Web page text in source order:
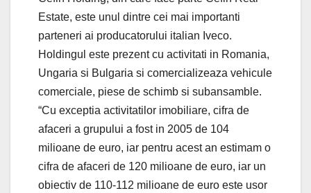
Estate, este unul dintre cei mai importanti
parteneri ai producatorului italian Iveco.
Holdingul este prezent cu activitati in Romania,
Ungaria si Bulgaria si comercializeaza vehicule
comerciale, piese de schimb si subansamble.
“Cu exceptia activitatilor imobiliare, cifra de
afaceri a grupului a fost in 2005 de 104
milioane de euro, iar pentru acest an estimam o
cifra de afaceri de 120 milioane de euro, iar un
obiectiv de 110-112 milioane de euro este usor